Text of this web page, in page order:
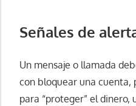
Señales de
Un mensaje o llamada
con bloquear una cuenta,
para “proteger” el